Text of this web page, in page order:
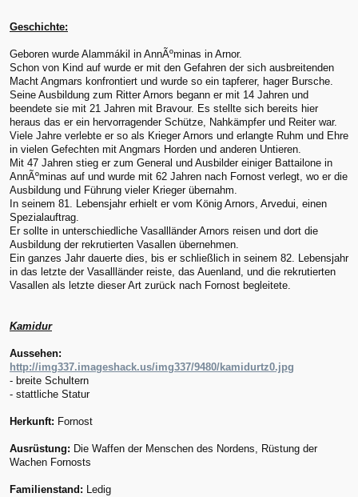
Geschichte:
Geboren wurde Alammákil in AnnÃºminas in Arnor.
Schon von Kind auf wurde er mit den Gefahren der sich ausbreitenden
Macht Angmars konfrontiert und wurde so ein tapferer, hager Bursche.
Seine Ausbildung zum Ritter Arnors begann er mit 14 Jahren und
beendete sie mit 21 Jahren mit Bravour. Es stellte sich bereits hier
heraus das er ein hervorragender Schütze, Nahkämpfer und Reiter war.
Viele Jahre verlebte er so als Krieger Arnors und erlangte Ruhm und Ehre
in vielen Gefechten mit Angmars Horden und anderen Untieren.
Mit 47 Jahren stieg er zum General und Ausbilder einiger Battailone in
AnnÃºminas auf und wurde mit 62 Jahren nach Fornost verlegt, wo er die
Ausbildung und Führung vieler Krieger übernahm.
In seinem 81. Lebensjahr erhielt er vom König Arnors, Arvedui, einen
Spezialauftrag.
Er sollte in unterschiedliche Vasallländer Arnors reisen und dort die
Ausbildung der rekrutierten Vasallen übernehmen.
Ein ganzes Jahr dauerte dies, bis er schließlich in seinem 82. Lebensjahr
in das letzte der Vasallländer reiste, das Auenland, und die rekrutierten
Vasallen als letzte dieser Art zurück nach Fornost begleitete.
Kamidur
Aussehen:
http://img337.imageshack.us/img337/9480/kamidurtz0.jpg
- breite Schultern
- stattliche Statur
Herkunft: Fornost
Ausrüstung: Die Waffen der Menschen des Nordens, Rüstung der
Wachen Fornosts
Familienstand: Ledig